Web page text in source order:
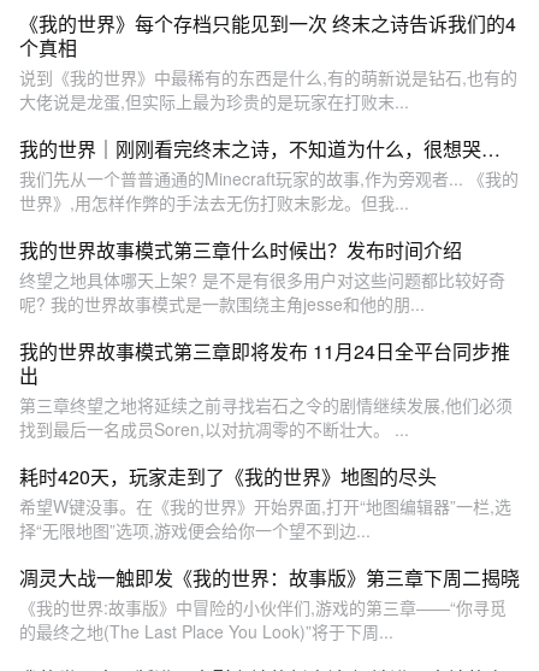
《我的世界》每个存档只能见到一次 终末之诗告诉我们的4
个真相
说到《我的世界》中最稀有的东西是什么,有的萌新说是钻石,也有的
大佬说是龙蛋,但实际上最为珍贵的是玩家在打败末...
我的世界｜刚刚看完终末之诗，不知道为什么，很想哭…
我们先从一个普普通通的Minecraft玩家的故事,作为旁观者... 《我的
世界》,用怎样作弊的手法去无伤打败末影龙。但我...
我的世界故事模式第三章什么时候出？发布时间介绍
终望之地具体哪天上架? 是不是有很多用户对这些问题都比较好奇
呢? 我的世界故事模式是一款围绕主角jesse和他的朋...
我的世界故事模式第三章即将发布 11月24日全平台同步推
出
第三章终望之地将延续之前寻找岩石之令的剧情继续发展,他们必须
找到最后一名成员Soren,以对抗凋零的不断壮大。 ...
耗时420天，玩家走到了《我的世界》地图的尽头
希望W键没事。在《我的世界》开始界面,打开“地图编辑器”一栏,选
择“无限地图”选项,游戏便会给你一个望不到边...
凋灵大战一触即发《我的世界：故事版》第三章下周二揭晓
《我的世界:故事版》中冒险的小伙伴们,游戏的第三章——“你寻觅
的最终之地(The Last Place You Look)”将于下周...